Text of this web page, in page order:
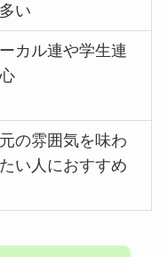
い
カル連や学生連
の雰囲気を味わ
い人におすすめ